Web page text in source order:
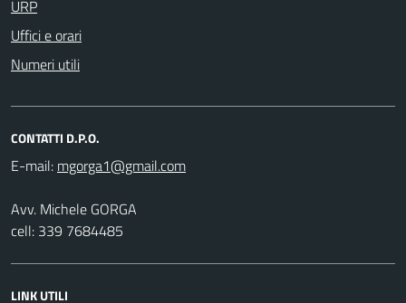
URP
Uffici e orari
Numeri utili
CONTATTI D.P.O.
E-mail:
Avv. Michele GORGA
cell: 339 7684485
LINK UTILI